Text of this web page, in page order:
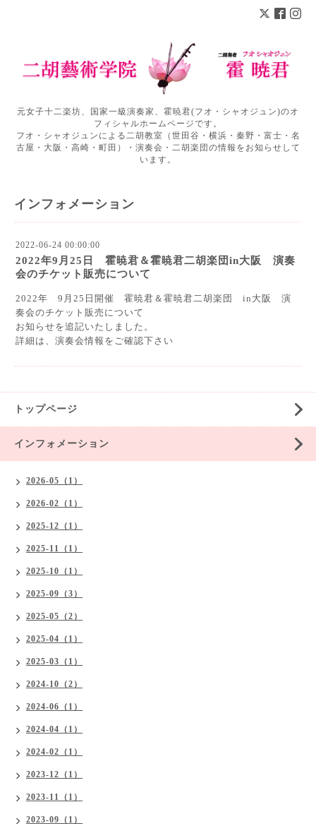
元女子十二楽坊、国家一級演奏家、霍暁君(フオ・シャオジュン)のオ
フィシャルホームページです。
フオ・シャオジュンによる二胡教室（世田谷・横浜・秦野・富士・名
古屋・大阪・高崎・町田）・演奏会・二胡楽団の情報をお知らせして
います。
インフォメーション
2022-06-24 00:00:00
2022年9月25日 霍暁君＆霍暁君二胡楽団in大阪 演奏
会のチケット販売について
2022年 9月25日開催 霍暁君＆霍暁君二胡楽団 in大阪 演
奏会のチケット販売について
お知らせを追記いたしました。
詳細は、演奏会情報をご確認下さい
トップページ
インフォメーション
2026-05（1）
2026-02（1）
2025-12（1）
2025-11（1）
2025-10（1）
2025-09（3）
2025-05（2）
2025-04（1）
2025-03（1）
2024-10（2）
2024-06（1）
2024-04（1）
2024-02（1）
2023-12（1）
2023-11（1）
2023-09（1）